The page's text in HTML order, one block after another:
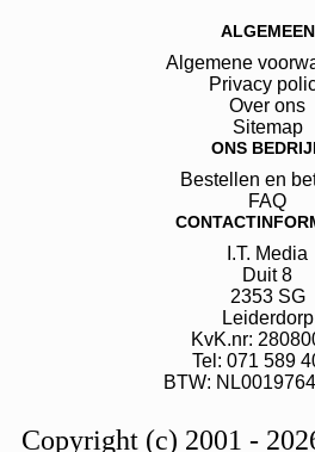
ALGEMEEN
Algemene
Privacy
Over ons
Sitemap
ONS
Bestellen en
FAQ
I.T. Media
Duit8
2353 SG
Leiderdorp
KvK.nr:
Tel: 071 589
BTW:
Copyright (c) 2001 -